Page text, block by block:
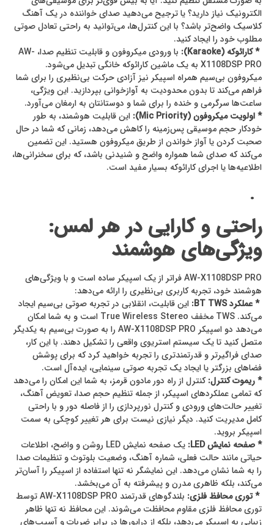
الکترونیک نیاز دارید؟ یا ترجیح می‌دهید صدای خواننده در یک آهنگ
کلاسیک واضح‌تر باشد؟ با این کنترل‌ها، می‌توانید به راحتی تعادل صوتی
مطلوب خود را ایجاد کنید.
* کارائوکه (Karaoke):
با ورودی میکروفون و قابلیت تنظیم صدا، AW-
X1108DSP PRO به یک ماشین کارائوکه خانگی تبدیل می‌شود.
میکروفون بی‌سیم همراه اسپیکر نیز آزادی حرکت بی‌نظیری را برای شما
فراهم می‌کند تا بدون محدودیت به آوازخوانی بپردازید. این ویژگی،
ساعت‌ها سرگرمی و خنده را برای شما و دوستانتان به ارمغان می‌آورد.
* اولویت میکروفون (Mic Priority):
این قابلیت هوشمند، به طور
خودکار حجم موسیقی پس‌زمینه را کاهش می‌دهد، زمانی که شما در حال
صحبت کردن یا آواز خواندن از طریق میکروفون هستید. این تضمین
می‌کند که صدای شما همواره واضح و شنیدنی باشد، که برای سخنرانی‌ها،
اطلاعیه‌ها یا اجرای کارائوکه بسیار مفید است.
.
راحتی و کارایی در هر لمس:
ویژگی‌های هوشمند
AW-X1108DSP PRO فراتر از یک اسپیکر ساده است و با ویژگی‌های
هوشمند خود، تجربه کاربری بی‌نظیری را ارائه می‌دهد:
* عملکرد BT TWS:
این قابلیت، انقلابی در تجربه صوتی بی‌سیم ایجاد
می‌کند. TWS مخفف True Wireless Stereo است و به شما امکان
می‌دهد دو اسپیکر AW-X1108DSP PRO را به صورت بی‌سیم به یکدیگر
متصل کنید تا یک سیستم استریوی واقعی را تشکیل دهند. با این کار،
صدای فراگیرتر و قدرتمندتری را تجربه خواهید کرد که برای پوشش
فضاهای بزرگتر یا ایجاد یک تجربه صوتی سینمایی، ایده‌آل است.
* ریموت کنترل:کنترل از راه دور مادون قرمز، به شما این امکان را می‌دهد
که تمامی عملکردهای اسپیکر، از جمله تنظیم حجم صدا، تعویض آهنگ،
تغییر حالت‌های ورودی و کنترل نورپردازی را از فاصله دور و با راحتی
کامل مدیریت کنید. دیگر نیازی نیست برای هر تغییر کوچکی به سمت
اسپیکر بروید.
* صفحه نمایش LED:
یک صفحه نمایش LED روشن و واضح، اطلاعات
حیاتی مانند حالت فعلی، شماره آهنگ، وضعیت بلوتوث و تنظیمات صدا
را به شما نشان می‌دهد. این نمایشگر نه تنها استفاده از اسپیکر را آسان‌تر
می‌کند، بلکه ظاهری مدرن و پیشرفته به آن می‌بخشد.
* توری محافظ فلزی:
بلندگوهای قدرتمند AW-X1108DSP PRO توسط
توری محافظ فلزی مقاوم محافظت می‌شوند. این محافظ نه تنها ظاهر
زیبایی به اسپیکر می‌دهد، بلکه از درایورها در برابر ضربات و آسیب‌های